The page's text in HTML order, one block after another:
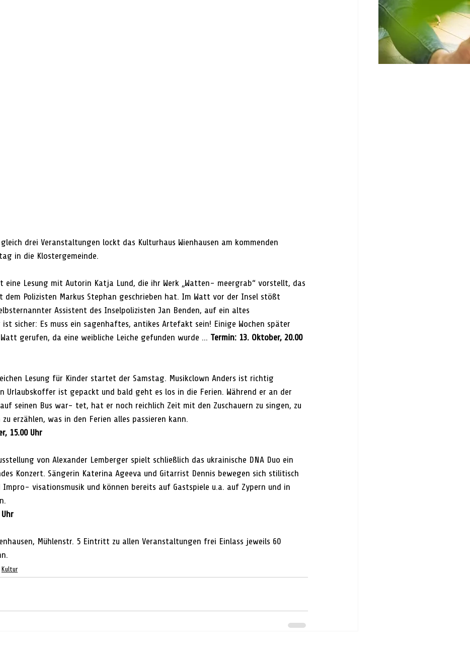
gleich drei Veranstaltungen lockt das Kulturhaus Wienhausen am kommenden
in die Klostergemeinde.
eine Lesung mit Autorin Katja Lund, die ihr Werk „Watten- meergrab“ vorstellt, das
dem Polizisten Markus Stephan geschrieben hat. Im Watt vor der Insel stößt
Assistent des Inselpolizisten Jan Benden, auf ein altes
ist sicher: Es muss ein sagenhaftes, antikes Artefakt sein! Einige Wochen später
gerufen, da eine weibliche Leiche gefunden wurde ... Termin: 13. Oktober, 20.00
Lesung für Kinder startet der Samstag. Musikclown Anders ist richtig
Urlaubskoffer ist gepackt und bald geht es los in die Ferien. Während er an der
seinen Bus war- tet, hat er noch reichlich Zeit mit den Zuschauern zu singen, zu
erzählen, was in den Ferien alles passieren kann.
15.00 Uhr
von Alexander Lemberger spielt schließlich das ukrainische DNA Duo ein
Konzert. Sängerin Katerina Ageeva und Gitarrist Dennis bewegen sich stilitisch
Impro- visationsmusik und können bereits auf Gastspiele u.a. auf Zypern und in
Mühlenstr. 5 Eintritt zu allen Veranstaltungen frei Einlass jeweils 60
Kultur